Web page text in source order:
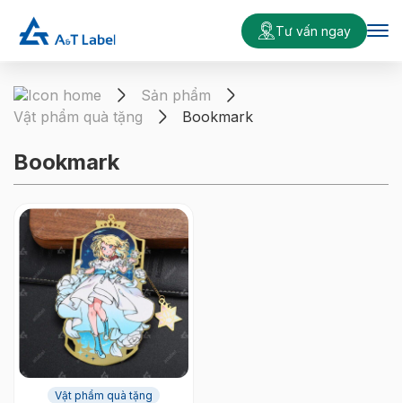
Tư vấn ngay
Sản phẩm
Vật phẩm quà tặng
Bookmark
Bookmark
Vật phẩm quà tặng